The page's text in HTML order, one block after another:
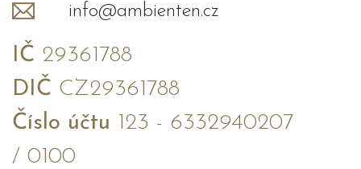
info@ambienten.cz
IČ 29361788
DIČ CZ29361788
Číslo účtu 123 - 6332940207
/ 0100